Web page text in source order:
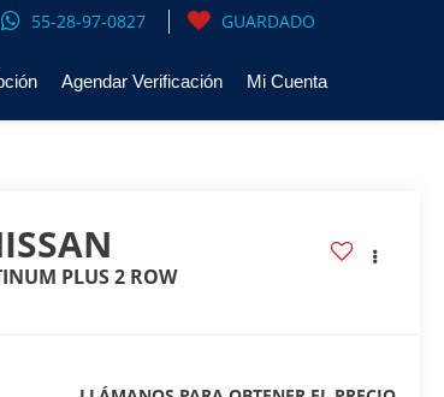
55-28-97-0827 GUARDADO
Agendar Verificación Mi Cuenta
PLUS 2 ROW